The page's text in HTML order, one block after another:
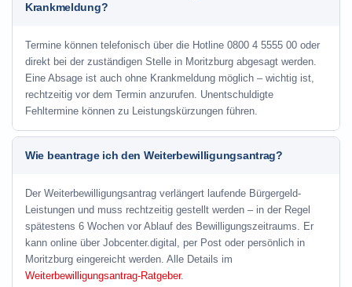
Krankmeldung?
Termine können telefonisch über die Hotline 0800 4 5555 00 oder
direkt bei der zuständigen Stelle in Moritzburg abgesagt werden.
Eine Absage ist auch ohne Krankmeldung möglich – wichtig ist,
rechtzeitig vor dem Termin anzurufen. Unentschuldigte
Fehltermine können zu Leistungskürzungen führen.
Wie beantrage ich den Weiterbewilligungsantrag?
Der Weiterbewilligungsantrag verlängert laufende Bürgergeld-
Leistungen und muss rechtzeitig gestellt werden – in der Regel
spätestens 6 Wochen vor Ablauf des Bewilligungszeitraums. Er
kann online über Jobcenter.digital, per Post oder persönlich in
Moritzburg eingereicht werden. Alle Details im
Weiterbewilligungsantrag-Ratgeber.